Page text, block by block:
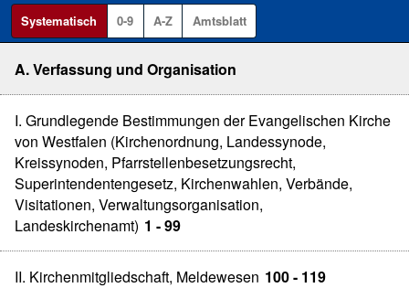
Systematisch 0-9 A-Z Amtsblatt
A. Verfassung und Organisation
I. Grundlegende Bestimmungen der Evangelischen Kirche
von Westfalen (Kirchenordnung, Landessynode,
Kreissynoden, Pfarrstellenbesetzungsrecht,
Superintendentengesetz, Kirchenwahlen, Verbände,
Visitationen, Verwaltungsorganisation,
Landeskirchenamt) 1 - 99
II. Kirchenmitgliedschaft, Meldewesen 100 - 119